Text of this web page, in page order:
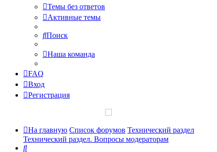
Темы без ответов
Активные темы
Поиск
Наша команда
FAQ
Вход
Регистрация
На главную Список форумов Технический раздел
Технический раздел. Вопросы модераторам
Поиск